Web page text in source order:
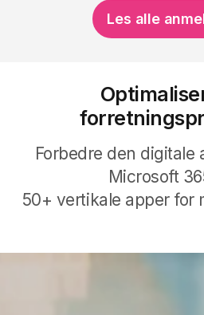
Les alle
Forbedre den digitale
Microsoft
50+ vertikale apper for